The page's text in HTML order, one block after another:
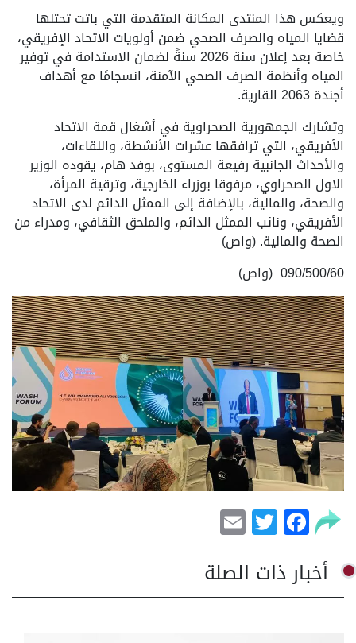
ويعكس هذا المنتدى المكانة المتقدمة التي باتت تحتلها
قضايا المياه والصرف الصحي ضمن أولويات الاتحاد الإفريقي،
خاصة بعد إعلان سنة 2026 سنةً لضمان الاستدامة في توفير
المياه وأنظمة الصرف الصحي الآمنة، انسجامًا مع أهداف
أجندة 2063 القارية.
وتشارك الجمهورية الصحراوية في أشغال قمة الاتحاد
الأفريقي، التي ترافقها عشرات الأنشطة، واللقاءات،
والأحداث الجانبية رفيعة المستوى، بوفد هام، يقوده الوزير
الاول الصحراوي، مرفوقا بوزراء الخارجية، وترقية المرأة،
والصحة، والمالية، بالإضافة إلى الممثل الدائم لدى الاتحاد
الأفريقي، ونائب الممثل الدائم، والملحق الثقافي، ومدراء من
الصحة والمالية. (واص)
090/500/60 (واص)
Facebook
Twitter
أخبار ذات الصلة